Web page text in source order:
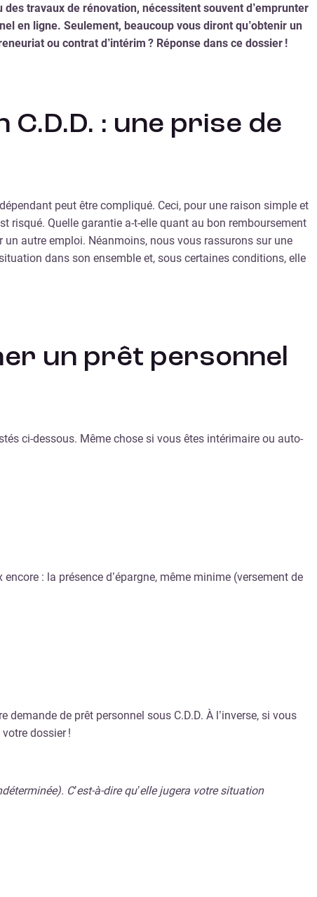
travaux de rénovation, nécessitent souvent d’emprunter
en ligne. Seulement, beaucoup vous diront qu’obtenir un
ou contrat d’intérim ? Réponse dans ce dossier !
: une prise de
peut être compliqué. Ceci, pour une raison simple et
risqué. Quelle garantie a-t-elle quant au bon remboursement
un autre emploi. Néanmoins, nous vous rassurons sur une
dans son ensemble et, sous certaines conditions, elle
un prêt personnel
ci-dessous. Même chose si vous êtes intérimaire ou auto-
: la présence d’épargne, même minime (versement de
de prêt personnel sous C.D.D. À l’inverse, si vous
dossier !
C’est-à-dire qu’elle jugera votre situation